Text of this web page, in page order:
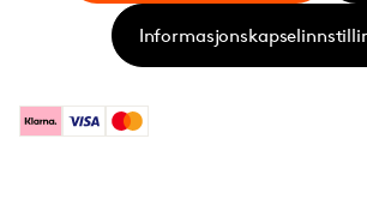
KlarnaVisa Mastercard